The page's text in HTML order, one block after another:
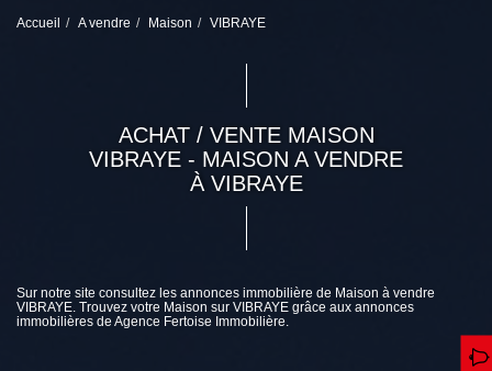
Accueil A vendre Maison VIBRAYE
ACHAT / VENTE MAISON
VIBRAYE - MAISON A VENDRE
À VIBRAYE
Sur notre site consultez les annonces immobilière de Maison à vendre
VIBRAYE. Trouvez votre Maison sur VIBRAYE grâce aux annonces
immobilières de Agence Fertoise Immobilière.